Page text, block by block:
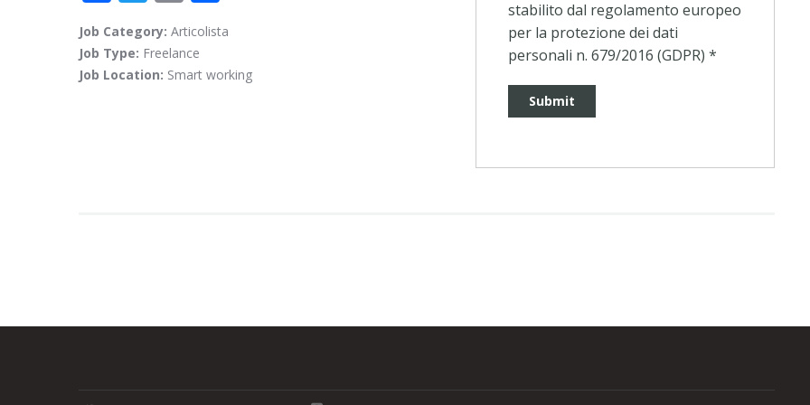
ac
e
b
itt
er
m
ai
l
n
di
Job Category: Articolista
Job Type: Freelance
Job Location: Smart working
stabilito dal regolamento europeo
per la protezione dei dati
personali n. 679/2016 (GDPR) *